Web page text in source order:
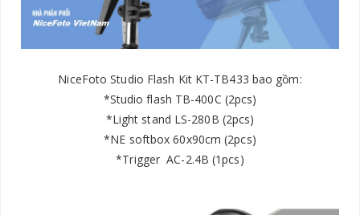
NiceFoto Studio Flash Kit KT-TB433 bao gồm:
*Studio flash TB-400C (2pcs)
*Light stand LS-280B (2pcs)
*NE softbox 60x90cm (2pcs)
*Trigger AC-2.4B (1pcs)